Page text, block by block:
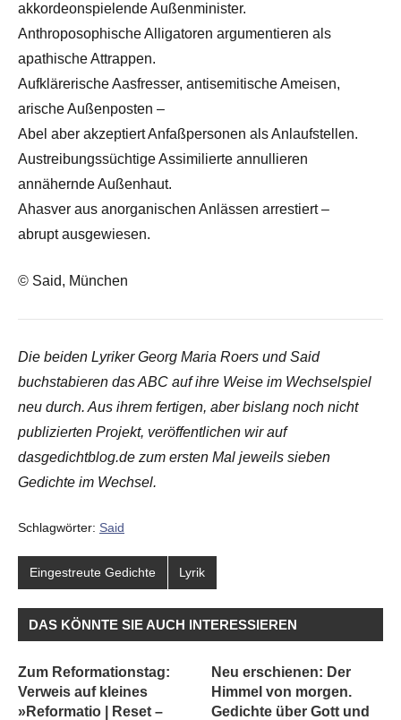
akkordeonspielende Außenminister.
Anthroposophische Alligatoren argumentieren als
apathische Attrappen.
Aufklärerische Aasfresser, antisemitische Ameisen,
arische Außenposten –
Abel aber akzeptiert Anfaßpersonen als Anlaufstellen.
Austreibungssüchtige Assimilierte annullieren
annähernde Außenhaut.
Ahasver aus anorganischen Anlässen arrestiert –
abrupt ausgewiesen.
© Said, München
Die beiden Lyriker Georg Maria Roers und Said
buchstabieren das ABC auf ihre Weise im Wechselspiel
neu durch. Aus ihrem fertigen, aber bislang noch nicht
publizierten Projekt, veröffentlichen wir auf
dasgedichtblog.de zum ersten Mal jeweils sieben
Gedichte im Wechsel.
Schlagwörter: Said
Eingestreute Gedichte Lyrik
DAS KÖNNTE SIE AUCH INTERESSIEREN
Zum Reformationstag:
Verweis auf kleines
»Reformatio | Reset –
Neu erschienen: Der
Himmel von morgen.
Gedichte über Gott und